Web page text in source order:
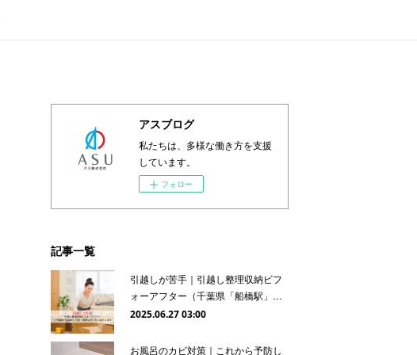
アスブログ
私たちは、多様な働き方を支援
しています。
フォロー
記事一覧
引越しが苦手｜引越し整理収納ビフ
ォーアフター（千葉県「船橋駅」…
2025.06.27 03:00
お風呂のカビ対策｜これから予防し